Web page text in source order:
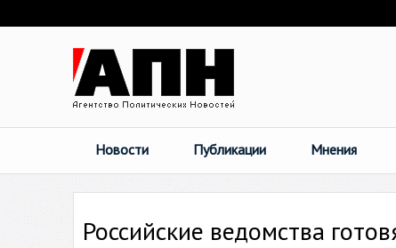
Новости Публикации Мнения
Российские ведомства